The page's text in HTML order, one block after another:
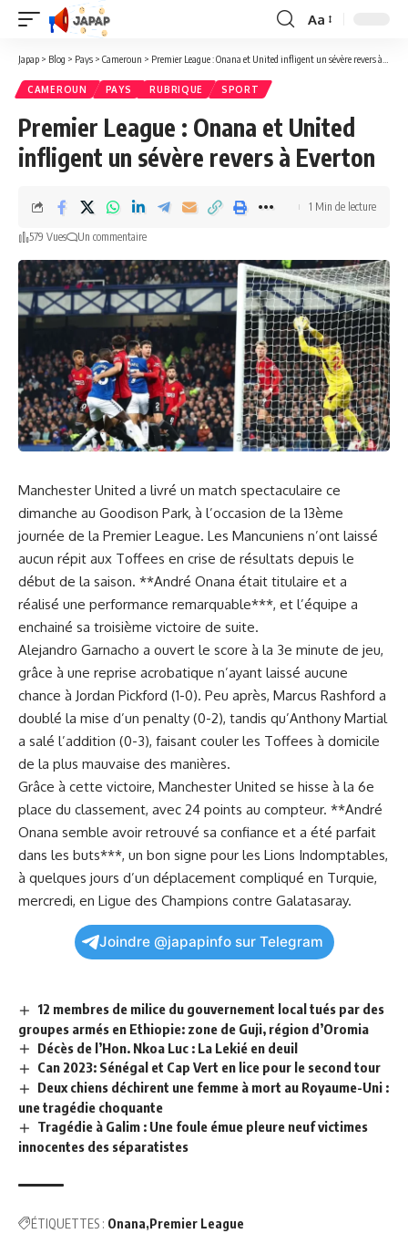
Redimensionner
la
Aa
Japap > Blog > Pays > Cameroun > Premier League : Onana et United infligent un sévère revers à Everton
CAMEROUN PAYS RUBRIQUE SPORT
Premier League : Onana et United
infligent un sévère revers à Everton
579 Vues Un commentaire
1 Min de lecture
Manchester United‍ a livré un match spectaculaire ce
dimanche au ⁤Goodison Park, à ⁤ l’occasion de la 13ème
journée de la Premier League. Les Mancuniens n’ont laissé
‍aucun répit aux Toffees⁤ en crise de résultats⁣ depuis le
début de la saison. **André Onana était titulaire et a
réalisé une performance⁢ remarquable***, et l’équipe a
enchainé sa troisième victoire de suite.
Alejandro Garnacho a ouvert le score à la 3e minute de jeu,
grâce à une reprise acrobatique n’ayant laissé aucune
chance à Jordan Pickford (1-0). Peu ⁢après, Marcus Rashford a
doublé la mise d’un penalty (0-2), tandis ‍qu’Anthony Martial
a salé l’addition (0-3), faisant couler les ‍Toffees à ⁢domicile
de la plus mauvaise des ⁣manières.
Grâce à cette ‌victoire, Manchester United se hisse à la 6e
place du classement, avec 24 points au compteur. **André
Onana semble avoir retrouvé⁣ sa confiance et a été parfait
dans les buts***, un bon signe pour les Lions⁤ Indomptables,
à quelques jours⁢ d’un ‍déplacement‍ compliqué en Turquie,
mercredi, en Ligue​ des Champions contre Galatasaray.
Joindre @japapinfo sur Telegram
12 membres de milice du gouvernement local tués par des
groupes armés en Ethiopie: zone de Guji, région d’Oromia
Décès de l’Hon. Nkoa Luc : La Lekié en deuil
Can 2023: Sénégal et Cap Vert en lice pour le second tour
Deux chiens déchirent une femme à mort au Royaume-Uni :
une tragédie choquante
Tragédie à Galim : Une foule émue pleure neuf victimes
innocentes des séparatistes
ÉTIQUETTES : Onana Premier League